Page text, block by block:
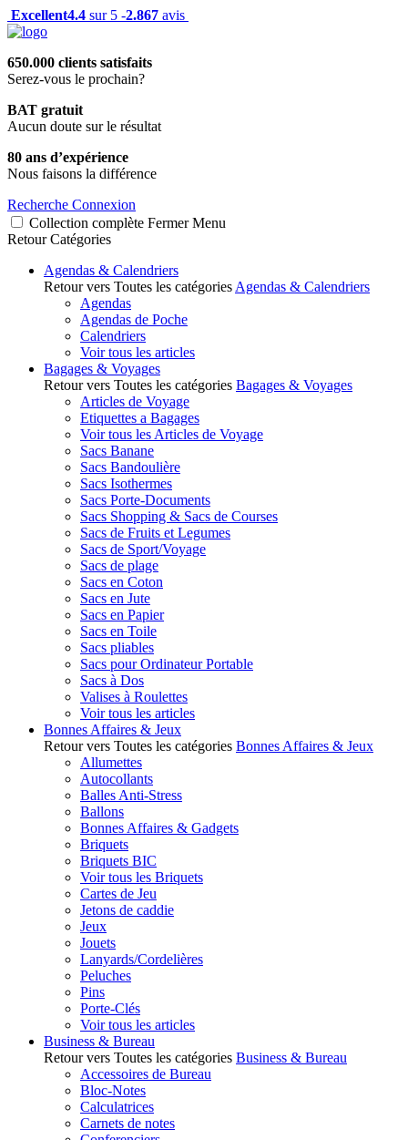
Excellent4.4 sur 5 -2.867 avis
650.000 clients satisfaits
Serez-vous le prochain?
BAT gratuit
Aucun doute sur le résultat
80 ans d’expérience
Nous faisons la différence
Recherche Connexion
Collection complète Fermer Menu
Retour Catégories
Agendas & Calendriers
Retour vers Toutes les catégories Agendas & Calendriers
Agendas
Agendas de Poche
Calendriers
Voir tous les articles
Bagages & Voyages
Retour vers Toutes les catégories Bagages & Voyages
Articles de Voyage
Etiquettes a Bagages
Voir tous les Articles de Voyage
Sacs Banane
Sacs Bandoulière
Sacs Isothermes
Sacs Porte-Documents
Sacs Shopping & Sacs de Courses
Sacs de Fruits et Legumes
Sacs de Sport/Voyage
Sacs de plage
Sacs en Coton
Sacs en Jute
Sacs en Papier
Sacs en Toile
Sacs pliables
Sacs pour Ordinateur Portable
Sacs à Dos
Valises à Roulettes
Voir tous les articles
Bonnes Affaires & Jeux
Retour vers Toutes les catégories Bonnes Affaires & Jeux
Allumettes
Autocollants
Balles Anti-Stress
Ballons
Bonnes Affaires & Gadgets
Briquets
Briquets BIC
Voir tous les Briquets
Cartes de Jeu
Jetons de caddie
Jeux
Jouets
Lanyards/Cordelières
Peluches
Pins
Porte-Clés
Voir tous les articles
Business & Bureau
Retour vers Toutes les catégories Business & Bureau
Accessoires de Bureau
Bloc-Notes
Calculatrices
Carnets de notes